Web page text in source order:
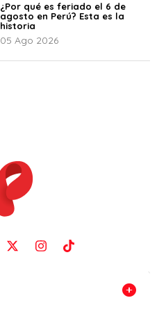
¿Por qué es feriado el 6 de
agosto en Perú? Esta es la
historia
05 Ago 2026